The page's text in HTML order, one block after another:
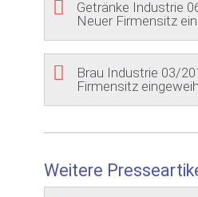
Getränke Industrie
Neuer Firmensitz
Brau Industrie 03/
Firmensitz
Weitere